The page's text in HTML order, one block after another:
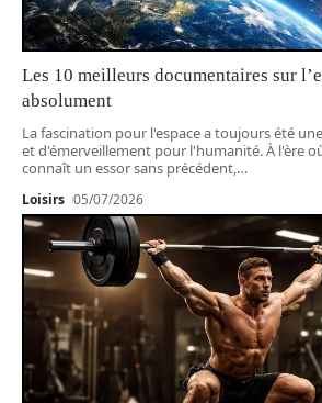
Les 10 meilleurs documentaires sur
absolument
La fascination pour l'espace a toujours été
et d'émerveillement pour l'humanité. À l'ère
connaît un essor sans précédent,…
Loisirs 05/07/2026